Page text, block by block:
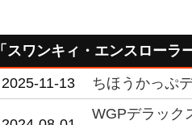
「スワンキィ・エンスロー
2025-11-13
ちほうかっぷ
WGPデラック